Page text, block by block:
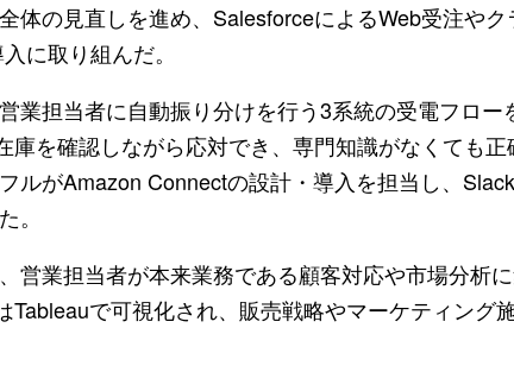
体の見直しを進め、SalesforceによるWeb受注やク
に取り組んだ。
担当者に自動振り分けを行う3系統の受電フロー
を確認しながら応対でき、専門知識がなくても正
ルがAmazon Connectの設計・導入を担当し、
。
営業担当者が本来業務である顧客対応や市場分析
で可視化され、販売戦略やマーケティング